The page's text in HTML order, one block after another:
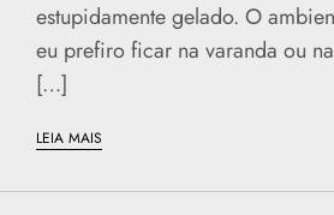
estupidamente gelado. O
eu prefiro ficar na varanda ou
[…]
LEIA MAIS